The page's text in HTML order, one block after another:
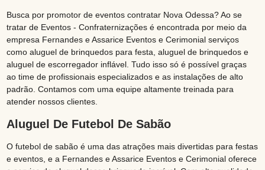
Busca por promotor de eventos contratar Nova Odessa? Ao se
tratar de Eventos - Confraternizações é encontrada por meio da
empresa Fernandes e Assarice Eventos e Cerimonial serviços
como aluguel de brinquedos para festa, aluguel de brinquedos e
aluguel de escorregador inflável. Tudo isso só é possível graças
ao time de profissionais especializados e as instalações de alto
padrão. Contamos com uma equipe altamente treinada para
atender nossos clientes.
Aluguel De Futebol De Sabão
O futebol de sabão é uma das atrações mais divertidas para festas
e eventos, e a Fernandes e Assarice Eventos e Cerimonial oferece